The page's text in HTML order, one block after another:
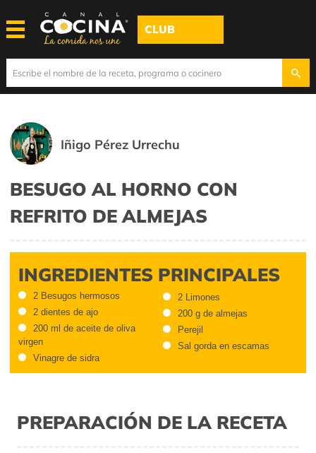
CLUB
Iñigo Pérez Urrechu
BESUGO AL HORNO CON
REFRITO DE ALMEJAS
INGREDIENTES PRINCIPALES
2 Besugos hermosos
2 dientes de ajo
200 ml de aceite de oliva
virgen
Vinagre de sidra
2 Limones
200 g de almejas
Perejil
Sal gorda en escamas
PREPARACIÓN DE LA RECETA